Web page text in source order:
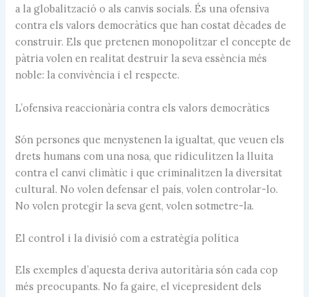
a la globalització o als canvis socials. És una ofensiva
contra els valors democràtics que han costat dècades de
construir. Els que pretenen monopolitzar el concepte de
pàtria volen en realitat destruir la seva essència més
noble: la convivència i el respecte.
L’ofensiva reaccionària contra els valors democràtics
Són persones que menystenen la igualtat, que veuen els
drets humans com una nosa, que ridiculitzen la lluita
contra el canvi climàtic i que criminalitzen la diversitat
cultural. No volen defensar el país, volen controlar-lo.
No volen protegir la seva gent, volen sotmetre-la.
El control i la divisió com a estratègia política
Els exemples d’aquesta deriva autoritària són cada cop
més preocupants. No fa gaire, el vicepresident dels